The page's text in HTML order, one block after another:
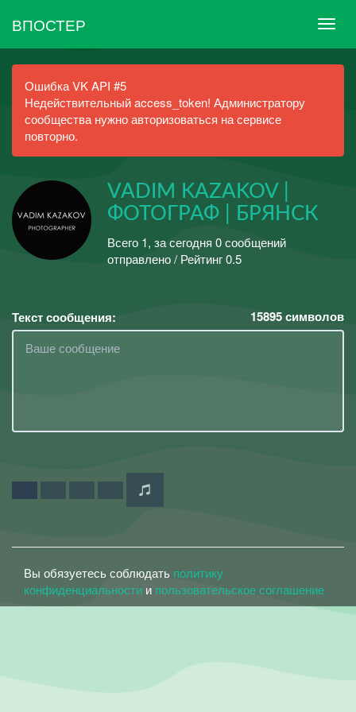
ВПОСТЕР
Ошибка VK API #5
Недействительный access_token! Администратору
сообщества нужно авторизоваться на сервисе
повторно.
VADIM KAZAKOV |
ФОТОГРАФ | БРЯНСК
Всего 1, за сегодня 0 сообщений
отправлено / Рейтинг 0.5
Текст сообщения: 15895символов
Вы обязуетесь соблюдать политику
конфиденциальности и пользовательское соглашение